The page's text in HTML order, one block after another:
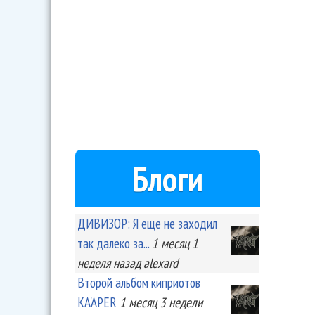
Блоги
ДИВИЗОР: Я еще не заходил
так далеко за... 1 месяц 1
неделяназад alexard
Второй альбом киприотов
KA'APER 1 месяц 3 недели